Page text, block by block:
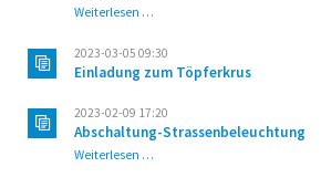
Weiterlesen …Astschnitt
für
Osterfeuer
2023-03-05 09:30
Einladung zum Töpferkrus
2023-02-09 17:20
Abschaltung-Strassenbeleuchtung
Weiterlesen …